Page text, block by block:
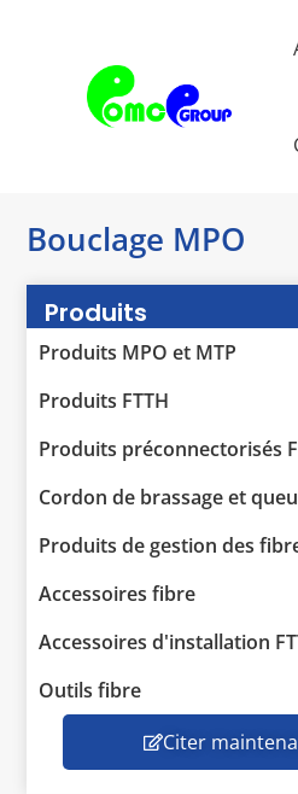
Bouclage MPO
Produits
Produits MPO et MTP
Produits FTTH
Produits préconnectorisés
Cordon de brassage et
Produits de gestion des
Accessoires fibre
Accessoires d'installation
Outils fibre
Citer